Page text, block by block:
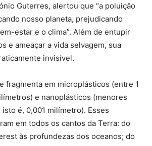
Guterres, alertou que “a poluição
nosso planeta, prejudicando
estar e o clima”. Além de entupir
e ameaçar a vida selvagem, sua
invisível.
fragmenta em microplásticos (entre 1
e nanoplásticos (menores
é, 0,001 milímetro). Esses
em todos os cantos da Terra: do
às profundezas dos oceanos; do